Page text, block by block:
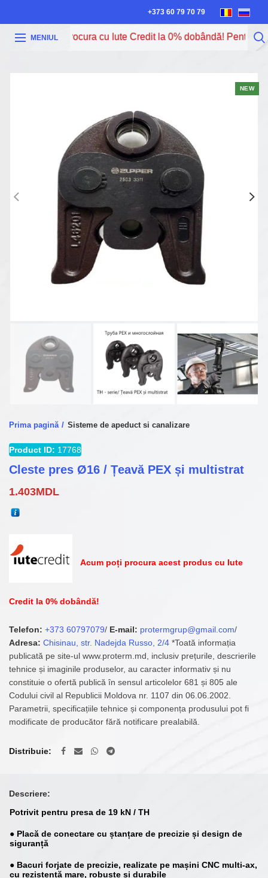
+373 60 79 70 79
MENIUL
Acum poți procura cu Iute Credit la 0% dobândă! Pentru
NEW
Prima pagină Sisteme de apeduct si canalizare
Product ID: 17768
Cleste pres Ø16 / Țeavă PEX și multistrat
1.403MDL
Acum poți procura acest produs cu Iute
Credit la 0% dobândă!
Telefon: +373 60797079/ E-mail: protermgrup@gmail.com/
Adresa: Chisinau, str. Nadejda Russo, 2/4 *Toată informația
publicată pe site-ul www.proterm.md, inclusiv prețurile, descrierile
tehnice și imaginile produselor, au caracter informativ și nu
constituie o ofertă publică în sensul articolelor 681 și 805 ale
Codului civil al Republicii Moldova nr. 1107 din 06.06.2002.
Parametrii, specificațiile tehnice și componența produsului pot fi
modificate de producător fără notificare prealabilă.
Distribuie
Descriere:
Potrivit pentru presa de 19 kN / TH
● Placă de conectare cu ștanțare de precizie și design de
siguranță
● Bacuri forjate de precizie, realizate pe mașini CNC multi-ax,
cu rezistență mare, robuste și durabile